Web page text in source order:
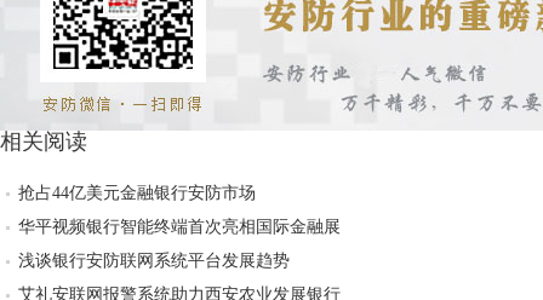
相关阅读
抢占44亿美元金融银行安防市场
华平视频银行智能终端首次亮相国际金融展
浅谈银行安防联网系统平台发展趋势
艾礼安联网报警系统助力西安农业发展银行